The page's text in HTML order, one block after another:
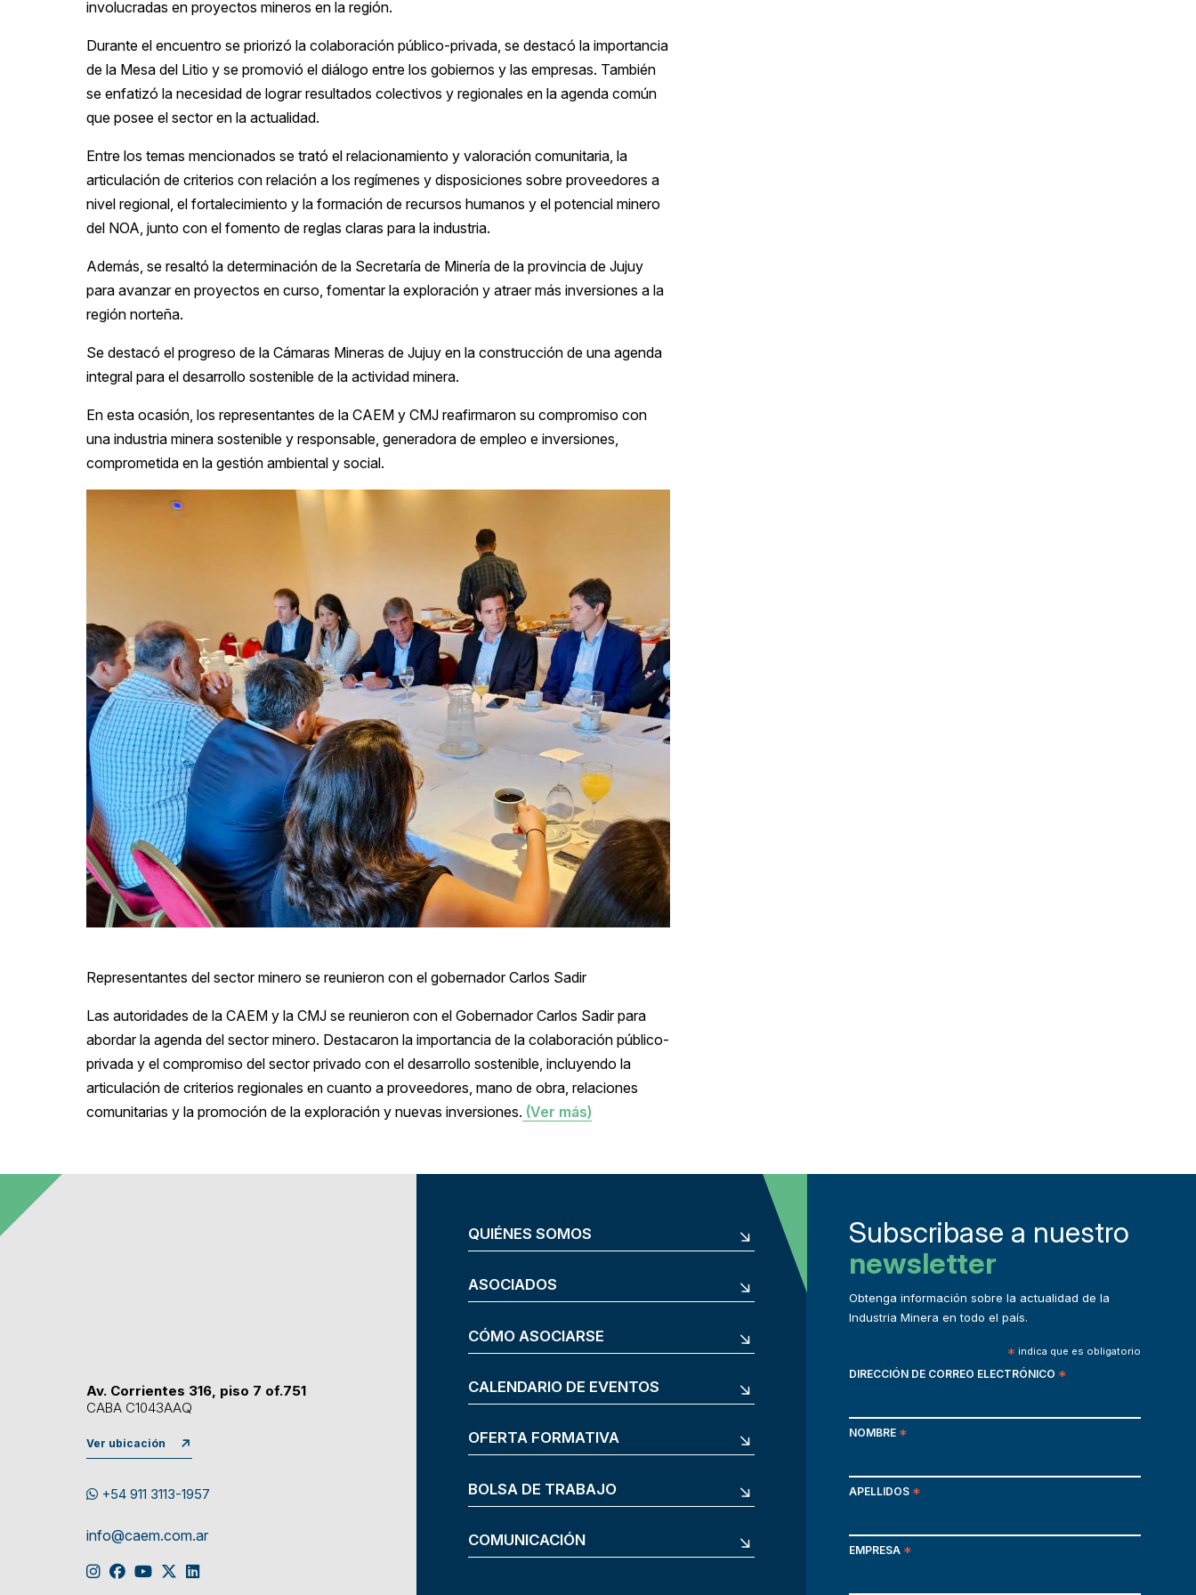
involucradas en proyectos mineros en la región.
Durante el encuentro se priorizó la colaboración público-privada, se destacó la importancia
de la Mesa del Litio y se promovió el diálogo entre los gobiernos y las empresas. También
se enfatizó la necesidad de lograr resultados colectivos y regionales en la agenda común
que posee el sector en la actualidad.
Entre los temas mencionados se trató el relacionamiento y valoración comunitaria, la
articulación de criterios con relación a los regímenes y disposiciones sobre proveedores a
nivel regional, el fortalecimiento y la formación de recursos humanos y el potencial minero
del NOA, junto con el fomento de reglas claras para la industria.
Además, se resaltó la determinación de la Secretaría de Minería de la provincia de Jujuy
para avanzar en proyectos en curso, fomentar la exploración y atraer más inversiones a la
región norteña.
Se destacó el progreso de la Cámaras Mineras de Jujuy en la construcción de una agenda
integral para el desarrollo sostenible de la actividad minera.
En esta ocasión, los representantes de la CAEM y CMJ reafirmaron su compromiso con
una industria minera sostenible y responsable, generadora de empleo e inversiones,
comprometida en la gestión ambiental y social.
Representantes del sector minero se reunieron con el gobernador Carlos Sadir
Las autoridades de la CAEM y la CMJ se reunieron con el Gobernador Carlos Sadir para
abordar la agenda del sector minero. Destacaron la importancia de la colaboración público-
privada y el compromiso del sector privado con el desarrollo sostenible, incluyendo la
articulación de criterios regionales en cuanto a proveedores, mano de obra, relaciones
comunitarias y la promoción de la exploración y nuevas inversiones. (Ver más)
Av. Corrientes 316, piso 7 of.751
CABA C1043AAQ
Ver ubicación
+54 911 3113-1957
info@caem.com.ar
QUIÉNES SOMOS
ASOCIADOS
CÓMO ASOCIARSE
CALENDARIO DE EVENTOS
OFERTA FORMATIVA
BOLSA DE TRABAJO
COMUNICACIÓN
Subscribase a nuestro
newsletter
Obtenga información sobre la actualidad de la
Industria Minera en todo el país.
* indica que es obligatorio
DIRECCIÓN DE CORREO ELECTRÓNICO *
NOMBRE *
APELLIDOS *
EMPRESA *